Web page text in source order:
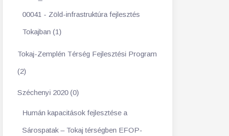
00041 - Zöld-infrastruktúra fejlesztés
Tokajban (1)
Tokaj-Zemplén Térség Fejlesztési Program
(2)
Széchenyi 2020 (0)
Humán kapacitások fejlesztése a
Sárospatak – Tokaj térségben EFOP-